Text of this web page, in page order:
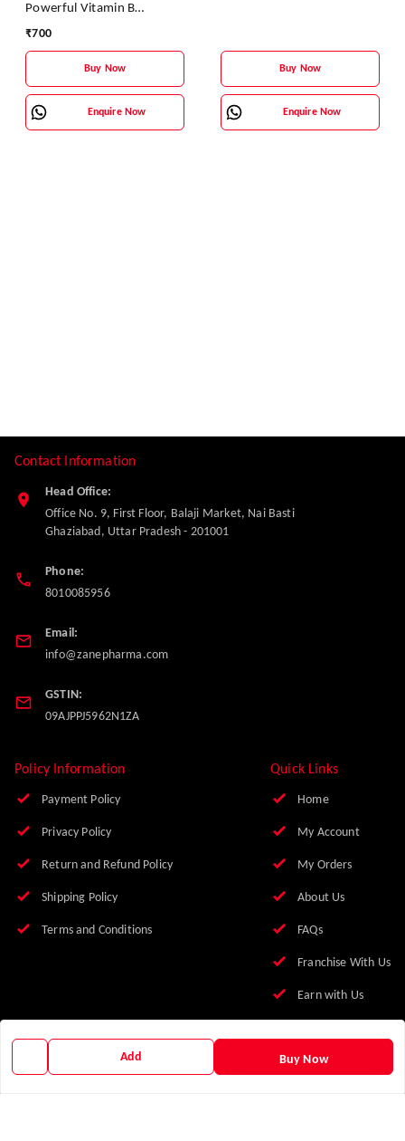
Add Buy Now
Powerful Vitamin B
Complex Supplement for
₹700
Buy Now
Enquire Now
Buy Now
Enquire Now
Contact Information
Head Office:
Office No. 9, First Floor, Balaji Market, Nai Basti
Ghaziabad, Uttar Pradesh - 201001
Phone:
8010085956
Email:
info@zanepharma.com
GSTIN:
09AJPPJ5962N1ZA
Policy Information
Payment Policy
Privacy Policy
Return and Refund Policy
Shipping Policy
Terms and Conditions
Quick Links
Home
My Account
My Orders
About Us
FAQs
Franchise With Us
Earn with Us
Contact Us